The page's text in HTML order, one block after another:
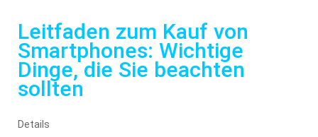
Leitfaden zum Kauf von
Smartphones: Wichtige
Dinge, die Sie beachten
sollten
Details